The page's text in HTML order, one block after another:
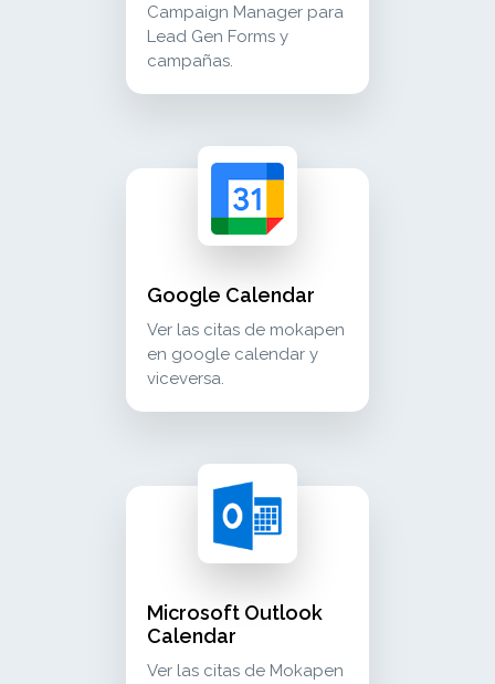
Campaign Manager para
Lead Gen Forms y
campañas.
google calendar ver las citas de mokapen
calendar
Google Calendar
Ver las citas de mokapen
en google calendar y
viceversa.
microsoft outlook calendar ver las citas de
calendar
Microsoft Outlook
Calendar
Ver las citas de Mokapen